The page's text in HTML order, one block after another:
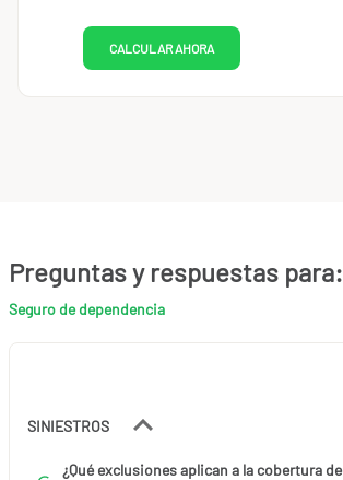
Preguntas y respuestas para:
Seguro de dependencia
SINIESTROS
¿Qué exclusiones aplican a la cobertura de
CALCULAR AHORA